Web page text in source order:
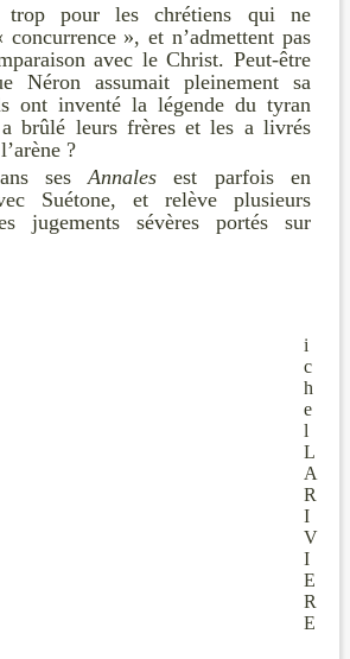
trop pour les chrétiens qui ne
», et n’admettent pas
avec le Christ. Peut-être
Néron assumait pleinement sa
ont inventé la légende du tyran
brûlé leurs frères et les a livrés
?
sesAnnales est parfois en
Suétone, et relève plusieurs
jugements sévères portés sur
i
c
h
e
l
L
A
R
I
V
I
E
R
E